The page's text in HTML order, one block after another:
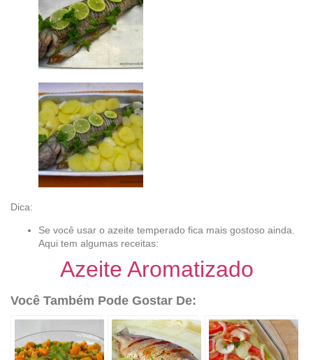
Dica:
Se você usar o azeite temperado fica mais gostoso ainda.
Aqui tem algumas receitas:
Azeite Aromatizado
Você Também Pode Gostar De: